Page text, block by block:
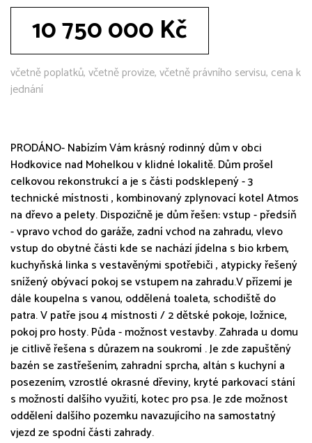
10 750 000 Kč
včetně poplatků, včetně provize, včetně právního servisu, cena k
jednání
PRODÁNO- Nabízím Vám krásný rodinný dům v obci
Hodkovice nad Mohelkou v klidné lokalitě. Dům prošel
celkovou rekonstrukcí a je s části podsklepený - 3
technické místnosti , kombinovaný zplynovací kotel Atmos
na dřevo a pelety. Dispozičně je dům řešen: vstup - předsíň
- vpravo vchod do garáže, zadní vchod na zahradu, vlevo
vstup do obytné části kde se nachází jídelna s bio krbem,
kuchyňská linka s vestavěnými spotřebiči , atypicky řešený
snížený obývací pokoj se vstupem na zahradu.V přízemí je
dále koupelna s vanou, oddělená toaleta, schodiště do
patra. V patře jsou 4 místnosti / 2 dětské pokoje, ložnice,
pokoj pro hosty. Půda - možnost vestavby. Zahrada u domu
je citlivě řešena s důrazem na soukromí . Je zde zapuštěný
bazén se zastřešením, zahradní sprcha, altán s kuchyní a
posezením, vzrostlé okrasné dřeviny, kryté parkovací stání
s možností dalšího využití, kotec pro psa. Je zde možnost
oddělení dalšího pozemku navazujícího na samostatný
vjezd ze spodní části zahrady.